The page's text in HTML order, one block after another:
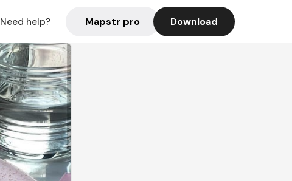
Need help? Mapstr pro Download